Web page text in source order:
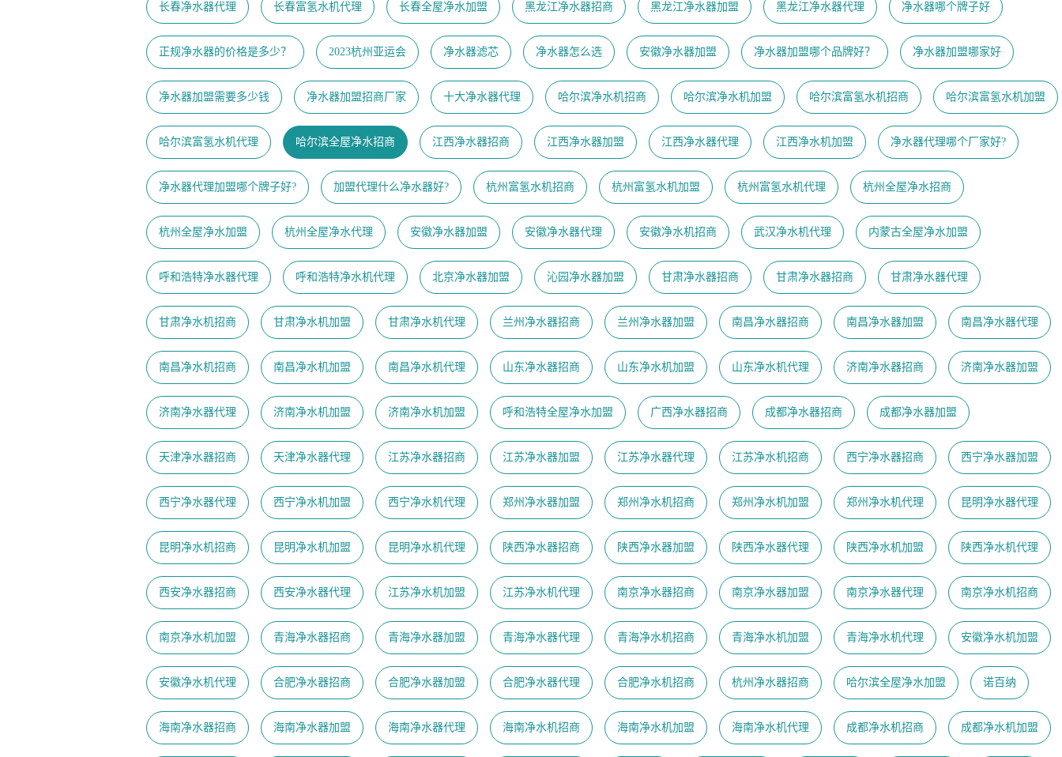
长春净水器代理 长春富氢水机代理 长春全屋净水加盟 黑龙江净水器招商 黑龙江净水器加盟 黑龙江净水器代理 净水器哪个牌子好
正规净水器的价格是多少？ 2023杭州亚运会 净水器滤芯 净水器怎么选 安徽净水器加盟 净水器加盟哪个品牌好？ 净水器加盟哪家好
净水器加盟需要多少钱 净水器加盟招商厂家 十大净水器代理 哈尔滨净水机招商 哈尔滨净水机加盟 哈尔滨富氢水机招商 哈尔滨富氢水机加盟
哈尔滨富氢水机代理 哈尔滨全屋净水招商 江西净水器招商 江西净水器加盟 江西净水器代理 江西净水机加盟 净水器代理哪个厂家好?
净水器代理加盟哪个牌子好? 加盟代理什么净水器好? 杭州富氢水机招商 杭州富氢水机加盟 杭州富氢水机代理 杭州全屋净水招商
杭州全屋净水加盟 杭州全屋净水代理 安徽净水器加盟 安徽净水器代理 安徽净水机招商 武汉净水机代理 内蒙古全屋净水加盟
呼和浩特净水器代理 呼和浩特净水机代理 北京净水器加盟 沁园净水器加盟 甘肃净水器招商 甘肃净水器招商 甘肃净水器代理
甘肃净水机招商 甘肃净水机加盟 甘肃净水机代理 兰州净水器招商 兰州净水器加盟 南昌净水器招商 南昌净水器加盟 南昌净水器代理
南昌净水机招商 南昌净水机加盟 南昌净水机代理 山东净水器招商 山东净水机加盟 山东净水机代理 济南净水器招商 济南净水器加盟
济南净水器代理 济南净水机加盟 济南净水机加盟 呼和浩特全屋净水加盟 广西净水器招商 成都净水器招商 成都净水器加盟
天津净水器招商 天津净水器代理 江苏净水器招商 江苏净水器加盟 江苏净水器代理 江苏净水机招商 西宁净水器招商 西宁净水器加盟
西宁净水器代理 西宁净水机加盟 西宁净水机代理 郑州净水器加盟 郑州净水机招商 郑州净水机加盟 郑州净水机代理 昆明净水器代理
昆明净水机招商 昆明净水机加盟 昆明净水机代理 陕西净水器招商 陕西净水器加盟 陕西净水器代理 陕西净水机加盟 陕西净水机代理
西安净水器招商 西安净水器代理 江苏净水机加盟 江苏净水机代理 南京净水器招商 南京净水器加盟 南京净水器代理 ​南京净水机招商
南京净水机加盟 青海净水器招商 青海净水器加盟 青海净水器代理 青海净水机招商 青海净水机加盟 青海净水机代理 安徽净水机加盟
安徽净水机代理 合肥净水器招商 合肥净水器加盟 合肥净水器代理 合肥净水机招商 杭州净水器招商 哈尔滨全屋净水加盟 诺百纳
海南净水器招商 海南净水器加盟 海南净水器代理 海南净水机招商 海南净水机加盟 海南净水机代理 成都净水机招商 成都净水机加盟